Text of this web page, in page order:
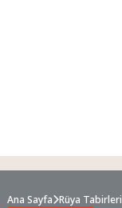
Ana Sayfa Rüya Tabirleri